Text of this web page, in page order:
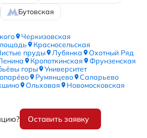
Бутовская
Черкизовская
Красносельская
пруды Лубянка
Охотный Ряд
Кропоткинская
Фрунзенская
горы
Университет
Румянцево
Саларьево
Ольховая
Новомосковская
Оставить заявку